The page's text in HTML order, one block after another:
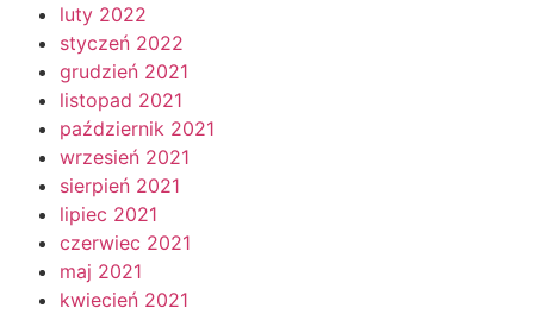
luty 2022
styczeń 2022
grudzień 2021
listopad 2021
październik 2021
wrzesień 2021
sierpień 2021
lipiec 2021
czerwiec 2021
maj 2021
kwiecień 2021